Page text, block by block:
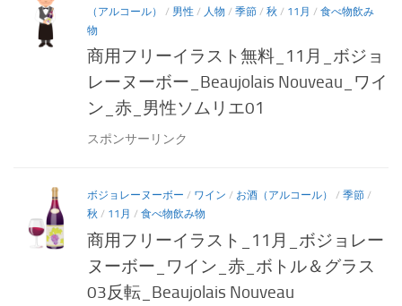
（アルコール）
/ 男性 / 人物 / 季節 / 秋 / 11月 / 食べ物飲み
物
商用フリーイラスト無料_11月_ボジョ
レーヌーボー_Beaujolais Nouveau_ワイ
ン_赤_男性ソムリエ01
スポンサーリンク
ボジョレーヌーボー / ワイン / お酒（アルコール） / 季節 /
秋 / 11月 / 食べ物飲み物
商用フリーイラスト_11月_ボジョレー
ヌーボー_ワイン_赤_ボトル＆グラス
03反転_Beaujolais Nouveau